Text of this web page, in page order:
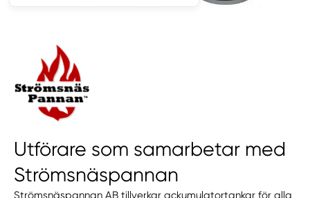
Utförare som samarbetar med
Strömsnäspannan